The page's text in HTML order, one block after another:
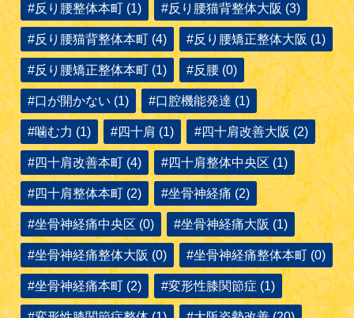
#反り腰整体本町 (1) #反り腰猫背整体大阪 (3)
#反り腰猫背整体本町 (4) #反り腰矯正整体大阪 (1)
#反り腰矯正整体本町 (1) #反腰 (0)
#口が開かない (1) #口腔機能発達 (1)
#噛む力 (1) #四十肩 (1) #四十肩改善大阪 (2)
#四十肩改善本町 (4) #四十肩整体中央区 (1)
#四十肩整体本町 (2) #坐骨神経痛 (2)
#坐骨神経痛中央区 (0) #坐骨神経痛大阪 (1)
#坐骨神経痛整体大阪 (0) #坐骨神経痛整体本町 (0)
#坐骨神経痛本町 (2) #変形性膝関節症 (1)